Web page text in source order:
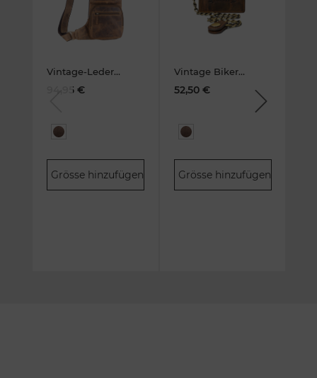
Vintage-Leder
CrossOver BAG
94,95 €
Grösse hinzufügen
Vintage Biker
wallet
Kombibörse
52,50 €
Grösse hinzufügen
Next